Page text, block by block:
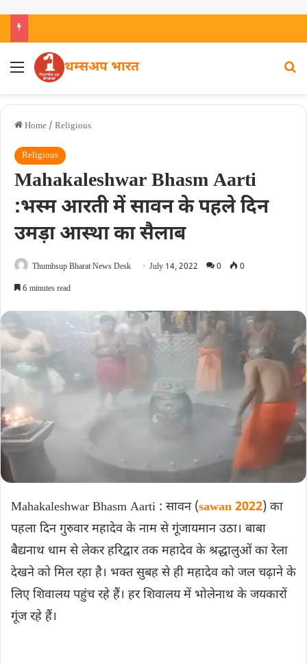
थम्सअप भारत
Home / Religious
Religious
Mahakaleshwar Bhasm Aarti
:भस्म आरती में सावन के पहले दिन
उमड़ा आस्था का सैलाब
Thumbsup Bharat News Desk July 14, 2022 0
0
6 minutes read
Mahakaleshwar Bhasm Aarti : सावन (sawan 2022) का
पहला दिन गुरुवार महादेव के नाम से गूंजायमान उठा। बाबा
बैद्यनाथ धाम से लेकर हरिद्वार तक महादेव के श्रद्धालुओं का रेला
देखने को मिल रहा है। भक्त सुबह से ही महादेव को जल चढ़ाने के
लिए शिवालय पहुंच रहे हैं। हर शिवालय में भोलेनाथ के जयकारों
गूंज रहे हैं।